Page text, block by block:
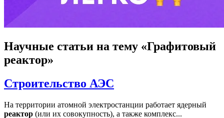
Научные статьи на тему «Графитовый
реактор»
Строительство АЭС
На территории атомной электростанции работает ядерный
реактор (или их совокупность), а также комплекс...